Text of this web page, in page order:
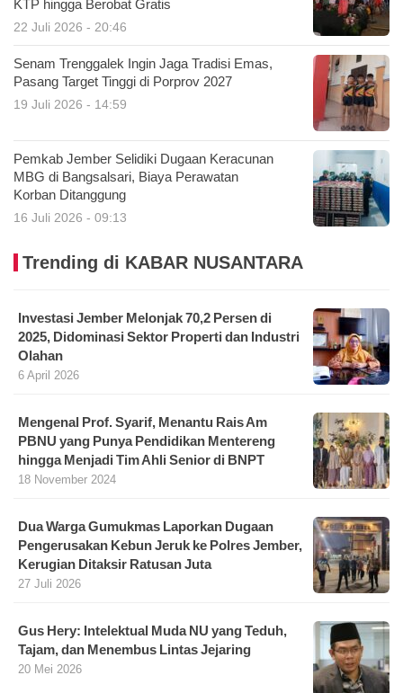
KTP hingga Berobat Gratis
22 Juli 2026 - 20:46
Senam Trenggalek Ingin Jaga Tradisi Emas,
Pasang Target Tinggi di Porprov 2027
19 Juli 2026 - 14:59
Pemkab Jember Selidiki Dugaan Keracunan
MBG di Bangsalsari, Biaya Perawatan
Korban Ditanggung
16 Juli 2026 - 09:13
Trending di KABAR NUSANTARA
Investasi Jember Melonjak 70,2 Persen di
2025, Didominasi Sektor Properti dan Industri
Olahan
6 April 2026
Mengenal Prof. Syarif, Menantu Rais Am
PBNU yang Punya Pendidikan Mentereng
hingga Menjadi Tim Ahli Senior di BNPT
18 November 2024
Dua Warga Gumukmas Laporkan Dugaan
Pengerusakan Kebun Jeruk ke Polres Jember,
Kerugian Ditaksir Ratusan Juta
27 Juli 2026
Gus Hery: Intelektual Muda NU yang Teduh,
Tajam, dan Menembus Lintas Jejaring
20 Mei 2026